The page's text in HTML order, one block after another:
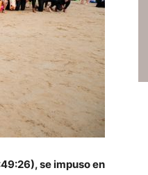
se impuso en